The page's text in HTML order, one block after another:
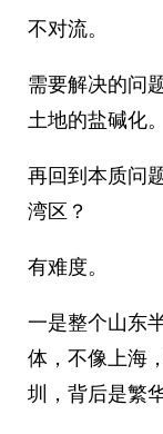
不对流。
需要解决的问
土地的盐碱化。
再回到本质问
湾区？
有难度。
一是整个山东
体，不像上海
圳，背后是繁